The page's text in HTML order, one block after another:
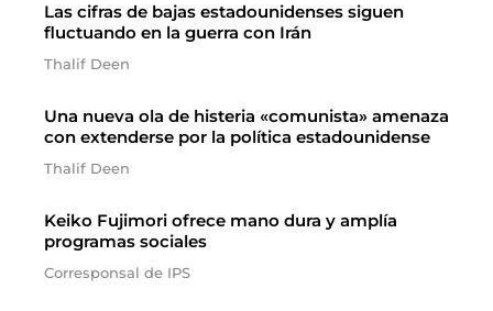
Las cifras de bajas estadounidenses siguen
fluctuando en la guerra con Irán
Thalif Deen
Una nueva ola de histeria «comunista» amenaza
con extenderse por la política estadounidense
Thalif Deen
Keiko Fujimori ofrece mano dura y amplía
programas sociales
Corresponsal de IPS